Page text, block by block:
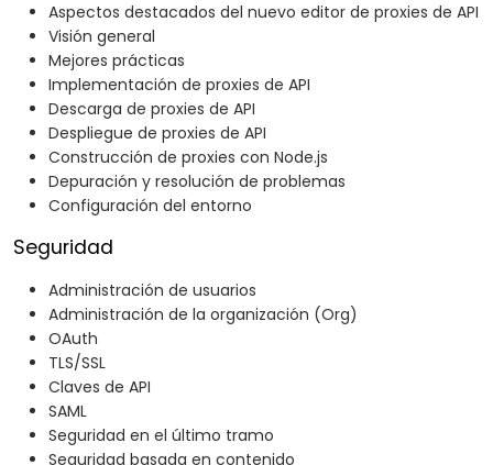
Aspectos destacados del nuevo editor de proxies de API
Visión general
Mejores prácticas
Implementación de proxies de API
Descarga de proxies de API
Despliegue de proxies de API
Construcción de proxies con Node.js
Depuración y resolución de problemas
Configuración del entorno
Seguridad
Administración de usuarios
Administración de la organización (Org)
OAuth
TLS/SSL
Claves de API
SAML
Seguridad en el último tramo
Seguridad basada en contenido